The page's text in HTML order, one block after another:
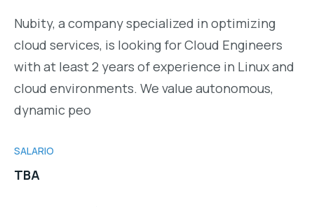
Nubity, a company specialized in optimizing
cloud services, is looking for Cloud Engineers
with at least 2 years of experience in Linux and
cloud environments. We value autonomous,
dynamic peo
SALARIO
TBA